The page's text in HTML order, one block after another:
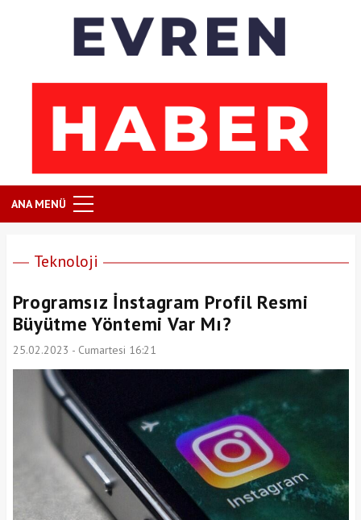
ANA MENÜ
Teknoloji
Programsız İnstagram Profil Resmi
Büyütme Yöntemi Var Mı?
25.02.2023 - Cumartesi 16:21